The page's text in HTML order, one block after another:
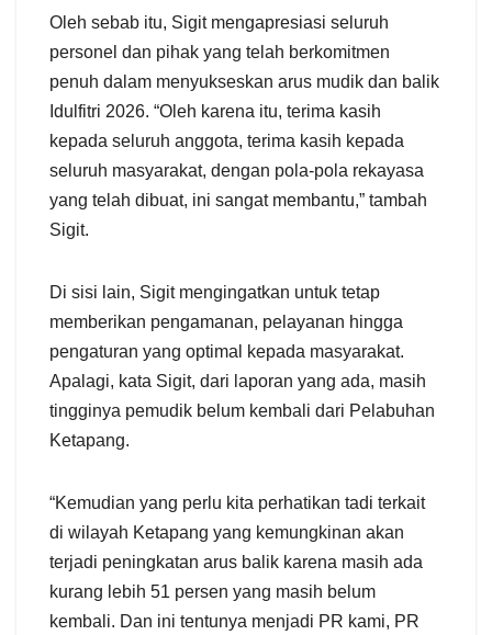
Oleh sebab itu, Sigit mengapresiasi seluruh
personel dan pihak yang telah berkomitmen
penuh dalam menyukseskan arus mudik dan balik
Idulfitri 2026. “Oleh karena itu, terima kasih
kepada seluruh anggota, terima kasih kepada
seluruh masyarakat, dengan pola-pola rekayasa
yang telah dibuat, ini sangat membantu,” tambah
Sigit.
Di sisi lain, Sigit mengingatkan untuk tetap
memberikan pengamanan, pelayanan hingga
pengaturan yang optimal kepada masyarakat.
Apalagi, kata Sigit, dari laporan yang ada, masih
tingginya pemudik belum kembali dari Pelabuhan
Ketapang.
“Kemudian yang perlu kita perhatikan tadi terkait
di wilayah Ketapang yang kemungkinan akan
terjadi peningkatan arus balik karena masih ada
kurang lebih 51 persen yang masih belum
kembali. Dan ini tentunya menjadi PR kami, PR